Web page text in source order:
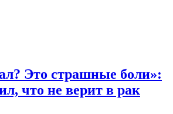
Это страшные боли»:
что не верит в рак